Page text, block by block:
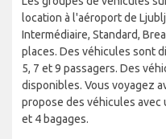
location à l'aéroport de
Intermédiaire, Standard,
places. Des véhicules sont
5, 7 et 9 passagers. Des
disponibles. Vous voyagez
propose des véhicules avec
et 4 bagages.